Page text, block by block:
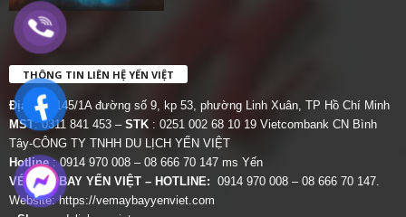
THÔNG TIN LIÊN HỆ YẾN VIỆT
Địa chỉ:
145/1A đường số 9, kp 53, phường Linh Xuân, TP Hồ Chí Minh
MST: 0311 841 453 – STK : 0251 002 68 10 19 Vietcombank CN Bình
Tây-CÔNG TY TNHH DU LỊCH YẾN VIỆT
Hotline: 0914 970 008 – 08 666 70 147 ms Yến
VÉ MÁY BAY YẾN VIỆT – HOTLINE: 0914 970 008 – 08 666 70 147.
Website:https://vemaybayyenviet.com